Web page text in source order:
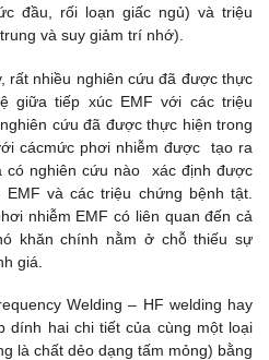
đầu, rối loạn giấc ngủ) và triệu
và suy giảm trí nhớ).
rất nhiều nghiên cứu đã được thực
giữa tiếp xúc EMF với các triệu
cứu đã được thực hiện trong
cácmức phơi nhiễm được tạo ra
có nghiên cứu nào xác định được
và các triệu chứng bệnh tật.
nhiễm EMF có liên quan đến cả
khăn chính nằm ở chỗ thiếu sự
giá.
Welding – HF welding hay
dính hai chi tiết của cùng một loại
là chất dẻo dạng tấm mỏng) bằng